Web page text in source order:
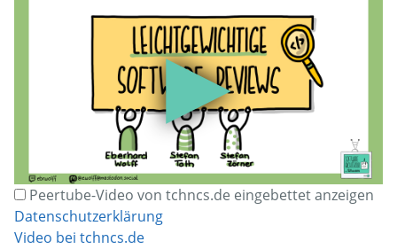
▶
Peertube-Video von tchncs.de eingebettet anzeigen
Datenschutzerklärung
Video bei tchncs.de